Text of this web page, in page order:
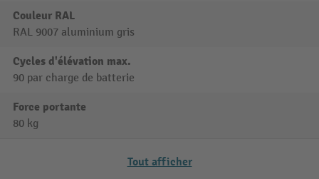
Couleur RAL
RAL 9007 aluminium gris
Cycles d'élévation max.
90 par charge de batterie
Force portante
80 kg
Tout afficher